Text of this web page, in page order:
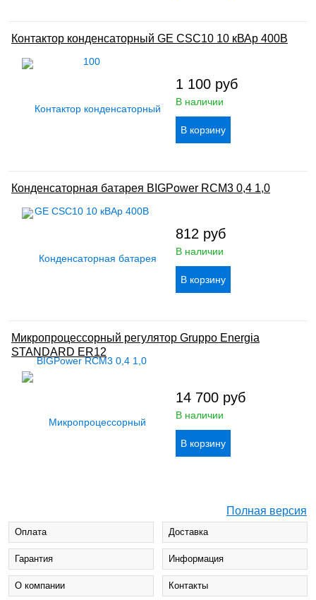
Контактор конденсаторный GE CSC10 10 кВАр 400В
1 100 руб
В наличии
Конденсаторная батарея BIGPower RCM3 0,4 1,0
812 руб
В наличии
Микропроцессорный регулятор Gruppo Energia
STANDARD ER12
14 700 руб
В наличии
Полная версия
Оплата Доставка
Гарантия Информация
О компании Контакты